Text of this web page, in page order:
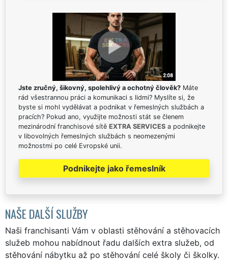
Jste zručný, šikovný, spolehlivý a ochotný člověk? Máte
rád všestrannou práci a komunikaci s lidmi? Myslíte si, že
byste si mohl vydělávat a podnikat v řemeslných službách a
pracích? Pokud ano, využijte možnosti stát se členem
mezinárodní franchisové sítě EXTRA SERVICES a podnikejte
v libovolných řemeslných službách s neomezenými
možnostmi po celé Evropské unii.
Podnikejte jako řemeslník
NAŠE DALŠÍ SLUŽBY
Naši franchisanti Vám v oblasti stěhování a stěhovacích
služeb mohou nabídnout řadu dalších extra služeb, od
stěhování nábytku až po stěhování celé školy či školky.